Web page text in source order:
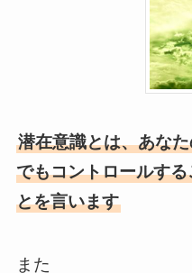
潜在意識とは、あな
でもコントロールす
とを言います
また